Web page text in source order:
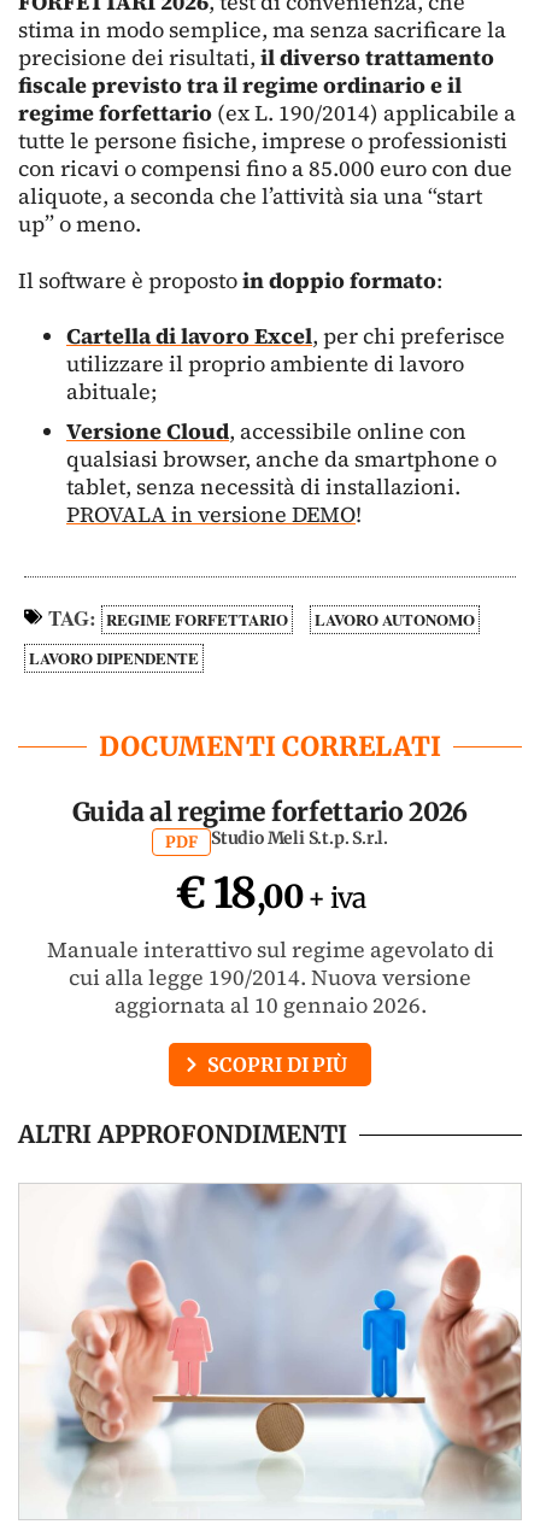
stima in modo semplice, ma senza sacrificare la
precisione dei risultati, il diverso trattamento
fiscale previsto tra il regime ordinario e il
regime forfettario (ex L. 190/2014) applicabile a
tutte le persone fisiche, imprese o professionisti
con ricavi o compensi fino a 85.000 euro con due
aliquote, a seconda che l’attività sia una “start
up” o meno.
Il software è propostoin doppio formato:
Cartella di lavoro Excel, per chi preferisce
utilizzare il proprio ambiente di lavoro
abituale;
Versione Cloud, accessibile online con
qualsiasi browser, anche da smartphone o
tablet, senza necessità di installazioni.
PROVALA in versione DEMO!
TAG: REGIME FORFETTARIO
LAVORO AUTONOMO
LAVORO DIPENDENTE
DOCUMENTI CORRELATI
Guida al regime forfettario 2026
PDF Studio Meli S.t.p. S.r.l.
€ 18,00+ iva
Manuale interattivo sul regime agevolato di
cui alla legge 190/2014. Nuova versione
aggiornata al 10 gennaio 2026.
SCOPRI DI PIÙ
ALTRI APPROFONDIMENTI